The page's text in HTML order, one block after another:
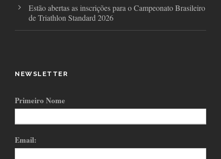
Estão abertas as inscrições para o Campeonato Brasileiro
de Triathlon Standard 2026
NEWSLETTER
Primeiro Nome
Email: